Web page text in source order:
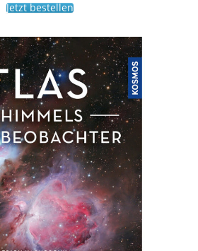
Jetzt bestellen